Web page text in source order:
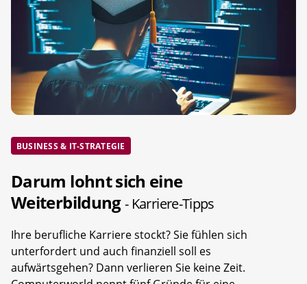
BUSINESS & IT-STRATEGIE
Darum lohnt sich eine
Weiterbildung- Karriere-Tipps
Ihre berufliche Karriere stockt? Sie fühlen sich
unterfordert und auch finanziell soll es
aufwärtsgehen? Dann verlieren Sie keine Zeit.